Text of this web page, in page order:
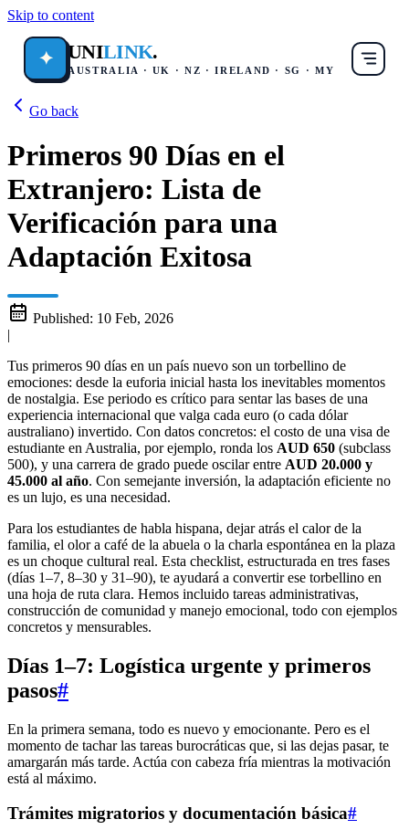
Skip to content
✦ UNILINK.
AUSTRALIA · UK · NZ · IRELAND · SG · MY
Go back
Primeros 90 Días en el
Extranjero: Lista de
Verificación para una
Adaptación Exitosa
Published: 10 Feb, 2026
|
Tus primeros 90 días en un país nuevo son un torbellino de
emociones: desde la euforia inicial hasta los inevitables momentos
de nostalgia. Ese periodo es crítico para sentar las bases de una
experiencia internacional que valga cada euro (o cada dólar
australiano) invertido. Con datos concretos: el costo de una visa de
estudiante en Australia, por ejemplo, ronda los AUD 650 (subclass
500), y una carrera de grado puede oscilar entre AUD 20.000 y
45.000 al año. Con semejante inversión, la adaptación eficiente no
es un lujo, es una necesidad.
Para los estudiantes de habla hispana, dejar atrás el calor de la
familia, el olor a café de la abuela o la charla espontánea en la plaza
es un choque cultural real. Esta checklist, estructurada en tres fases
(días 1–7, 8–30 y 31–90), te ayudará a convertir ese torbellino en
una hoja de ruta clara. Hemos incluido tareas administrativas,
construcción de comunidad y manejo emocional, todo con ejemplos
concretos y mensurables.
Días 1–7: Logística urgente y primeros
pasos#
En la primera semana, todo es nuevo y emocionante. Pero es el
momento de tachar las tareas burocráticas que, si las dejas pasar, te
amargarán más tarde. Actúa con cabeza fría mientras la motivación
está al máximo.
Trámites migratorios y documentación básica#